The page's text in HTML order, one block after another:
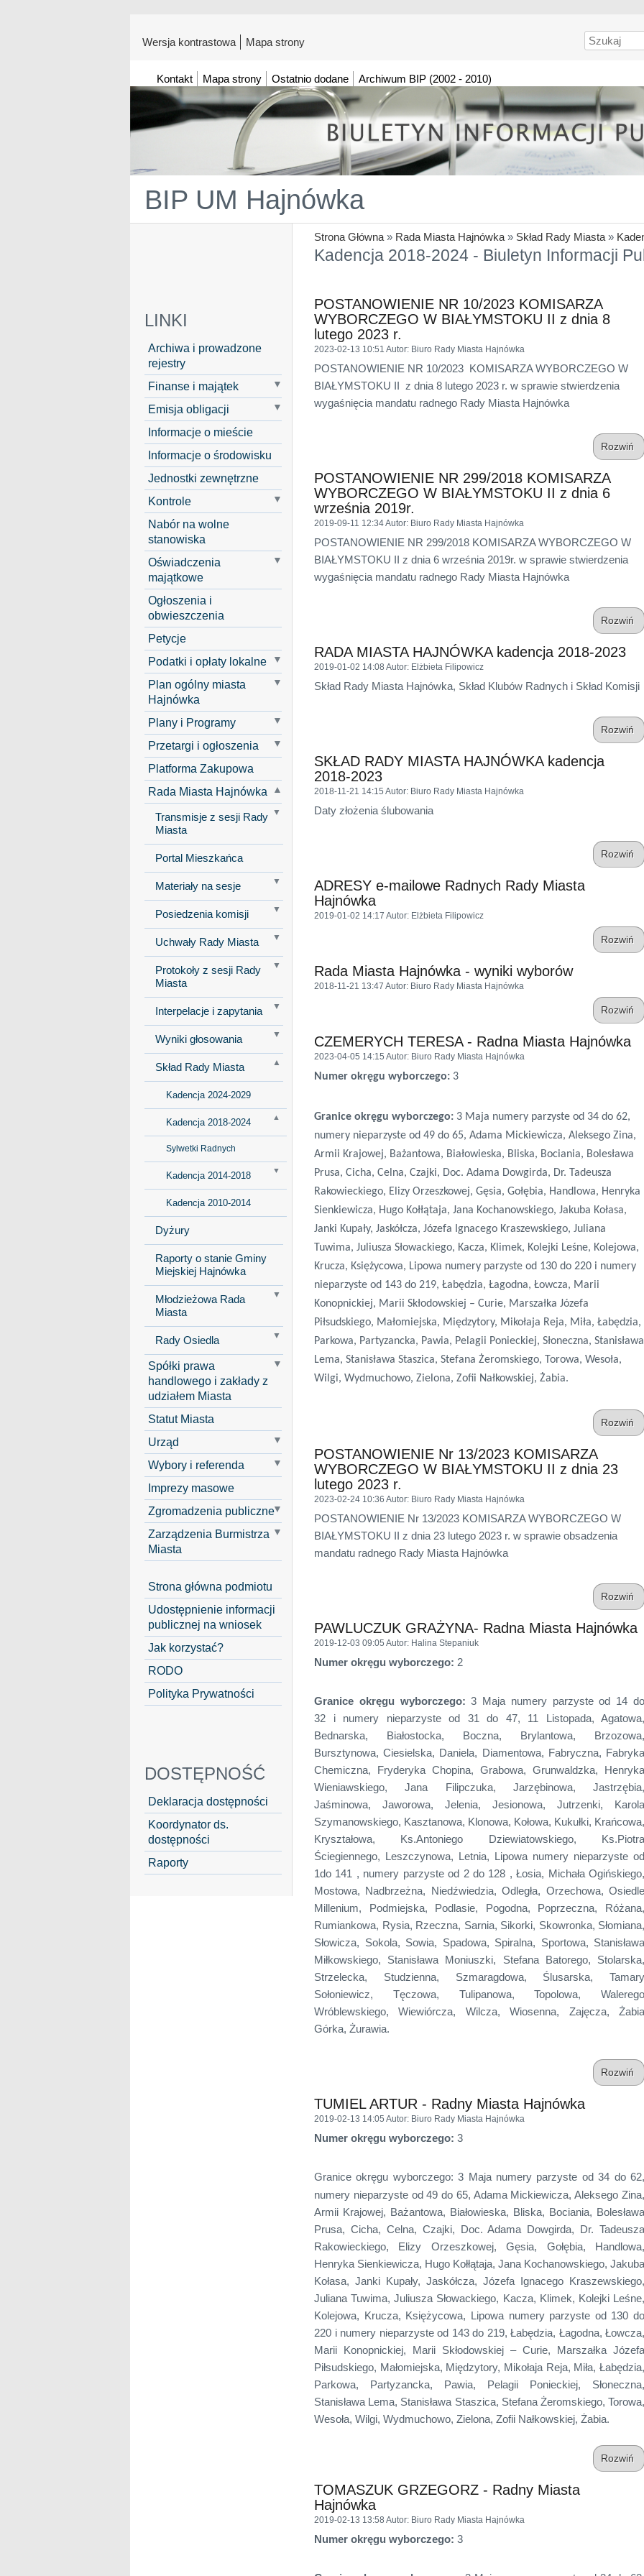
Wersja kontrastowa Mapa strony Szukaj
Kontakt Mapa strony Ostatnio dodane Archiwum BIP (2002 - 2010)
BIP UM Hajnówka
Strona Główna » Rada Miasta Hajnówka » Skład Rady Miasta »
Kadencja 2018-2024 - Biuletyn Informacji
LINKI
Archiwa i prowadzone
rejestry
Finanse i majątek
Emisja obligacji
Informacje o mieście
Informacje o środowisku
Jednostki zewnętrzne
Kontrole
Nabór na wolne
stanowiska
Oświadczenia
majątkowe
Ogłoszenia i
obwieszczenia
Petycje
Podatki i opłaty lokalne
Plan ogólny miasta
Hajnówka
Plany i Programy
Przetargi i ogłoszenia
Platforma Zakupowa
Rada Miasta Hajnówka
Transmisje z sesji Rady
Miasta
Portal Mieszkańca
Materiały na sesje
Posiedzenia komisji
Uchwały Rady Miasta
Protokoły z sesji Rady
Miasta
Interpelacje i zapytania
Wyniki głosowania
Skład Rady Miasta
Kadencja 2024-2029
Kadencja 2018-2024
Sylwetki Radnych
Kadencja 2014-2018
Kadencja 2010-2014
Dyżury
Raporty o stanie Gminy
Miejskiej Hajnówka
Młodzieżowa Rada
Miasta
Rady Osiedla
Spółki prawa
handlowego i zakłady z
udziałem Miasta
Statut Miasta
Urząd
Wybory i referenda
Imprezy masowe
Zgromadzenia publiczne
Zarządzenia Burmistrza
Miasta
Strona główna podmiotu
Udostępnienie informacji
publicznej na wniosek
Jak korzystać?
RODO
Polityka Prywatności
DOSTĘPNOŚĆ
Deklaracja dostępności
Koordynator ds.
dostępności
Raporty
POSTANOWIENIE NR 10/2023 KOMISARZA
WYBORCZEGO W BIAŁYMSTOKU II z dnia 8
lutego 2023 r.
2023-02-13 10:51 Autor: Biuro Rady Miasta Hajnówka
POSTANOWIENIE NR 10/2023 KOMISARZA WYBORCZEGO W
BIAŁYMSTOKU II z dnia 8 lutego 2023 r. w sprawie stwierdzenia
wygaśnięcia mandatu radnego Rady Miasta Hajnówka
Rozwiń
POSTANOWIENIE NR 299/2018 KOMISARZA
WYBORCZEGO W BIAŁYMSTOKU II z dnia 6
września 2019r.
2019-09-11 12:34Autor: Biuro Rady Miasta Hajnówka
POSTANOWIENIE NR 299/2018 KOMISARZA WYBORCZEGO W
BIAŁYMSTOKU II z dnia 6 września 2019r. w sprawie stwierdzenia
wygaśnięcia mandatu radnego Rady Miasta Hajnówka
Rozwiń
RADA MIASTA HAJNÓWKA kadencja 2018-2023
2019-01-02 14:08 Autor: Elżbieta Filipowicz
Skład Rady Miasta Hajnówka, Skład Klubów Radnych i Skład Komisji
Rozwiń
SKŁAD RADY MIASTA HAJNÓWKA kadencja
2018-2023
2018-11-21 14:15 Autor: Biuro Rady Miasta Hajnówka
Daty złożenia ślubowania
Rozwiń
ADRESY e-mailowe Radnych Rady Miasta
Hajnówka
2019-01-02 14:17 Autor: Elżbieta Filipowicz
Rozwiń
Rada Miasta Hajnówka - wyniki wyborów
2018-11-21 13:47 Autor: Biuro Rady Miasta Hajnówka
Rozwiń
CZEMERYCH TERESA - Radna Miasta Hajnówka
2023-04-05 14:15 Autor: Biuro Rady Miasta Hajnówka
Numer okręgu wyborczego: 3
Granice okręgu wyborczego: 3 Maja numery parzyste od 34 do 62,
numery nieparzyste od 49 do 65, Adama Mickiewicza, Aleksego Zina,
Armii Krajowej, Bażantowa, Białowieska, Bliska, Bociania, Bolesława
Prusa, Cicha, Celna, Czajki, Doc. Adama Dowgirda, Dr. Tadeusza
Rakowieckiego, Elizy Orzeszkowej, Gęsia, Gołębia, Handlowa, Henryka
Sienkiewicza, Hugo Kołłątaja, Jana Kochanowskiego, Jakuba Kołasa,
Janki Kupały, Jaskółcza, Józefa Ignacego Kraszewskiego, Juliana
Tuwima, Juliusza Słowackiego, Kacza, Klimek, Kolejki Leśne, Kolejowa,
Krucza, Księżycowa, Lipowa numery parzyste od 130 do 220 i numery
nieparzyste od 143 do 219, Łabędzia, Łagodna, Łowcza, Marii
Konopnickiej, Marii Skłodowskiej – Curie, Marszałka Józefa
Piłsudskiego, Małomiejska, Międzytory, Mikołaja Reja, Miła, Łabędzia,
Parkowa, Partyzancka, Pawia, Pelagii Ponieckiej, Słoneczna, Stanisława
Lema, Stanisława Staszica, Stefana Żeromskiego, Torowa, Wesoła,
Wilgi, Wydmuchowo, Zielona, Zofii Nałkowskiej, Żabia.
Rozwiń
POSTANOWIENIE Nr 13/2023 KOMISARZA
WYBORCZEGO W BIAŁYMSTOKU II z dnia 23
lutego 2023 r.
2023-02-24 10:36 Autor: Biuro Rady Miasta Hajnówka
POSTANOWIENIE Nr 13/2023 KOMISARZA WYBORCZEGO W
BIAŁYMSTOKU II z dnia 23 lutego 2023 r. w sprawie obsadzenia
mandatu radnego Rady Miasta Hajnówka
Rozwiń
PAWLUCZUK GRAŻYNA- Radna Miasta Hajnówka
2019-12-03 09:05 Autor: Halina Stepaniuk
Numer okręgu wyborczego: 2
Granice okręgu wyborczego:3 Maja numery parzyste od 14 do
32 i numery nieparzyste od 31 do 47, 11 Listopada, Agatowa,
Bednarska, Białostocka, Boczna, Brylantowa, Brzozowa,
Bursztynowa, Ciesielska, Daniela, Diamentowa, Fabryczna, Fabryka
Chemiczna, Fryderyka Chopina, Grabowa, Grunwaldzka, Henryka
Wieniawskiego, Jana Filipczuka, Jarzębinowa, Jastrzębia,
Jaśminowa, Jaworowa, Jelenia, Jesionowa, Jutrzenki, Karola
Szymanowskiego, Kasztanowa, Klonowa, Kołowa, Kukułki, Krańcowa,
Kryształowa, Ks.Antoniego Dziewiatowskiego, Ks.Piotra
Ściegiennego, Leszczynowa, Letnia, Lipowa numery nieparzyste od
1do 141 , numery parzyste od 2 do 128 , Łosia, Michała Ogińskiego,
Mostowa, Nadbrzeżna, Niedźwiedzia, Odległa, Orzechowa, Osiedle
Millenium, Podmiejska, Podlasie, Pogodna, Poprzeczna, Różana,
Rumiankowa, Rysia, Rzeczna, Sarnia, Sikorki, Skowronka, Słomiana,
Słowicza, Sokola, Sowia, Spadowa, Spiralna, Sportowa, Stanisława
Miłkowskiego, Stanisława Moniuszki, Stefana Batorego, Stolarska,
Strzelecka, Studzienna, Szmaragdowa, Ślusarska, Tamary
Sołoniewicz, Tęczowa, Tulipanowa, Topolowa, Walerego
Wróblewskiego, Wiewiórcza, Wilcza, Wiosenna, Zajęcza, Żabia
Górka, Żurawia.
Rozwiń
TUMIEL ARTUR - Radny Miasta Hajnówka
2019-02-13 14:05 Autor: Biuro Rady Miasta Hajnówka
Numer okręgu wyborczego: 3
Granice okręgu wyborczego: 3 Maja numery parzyste od 34 do 62,
numery nieparzyste od 49 do 65, Adama Mickiewicza, Aleksego Zina,
Armii Krajowej, Bażantowa, Białowieska, Bliska, Bociania, Bolesława
Prusa, Cicha, Celna, Czajki, Doc. Adama Dowgirda, Dr. Tadeusza
Rakowieckiego, Elizy Orzeszkowej, Gęsia, Gołębia, Handlowa,
Henryka Sienkiewicza, Hugo Kołłątaja, Jana Kochanowskiego, Jakuba
Kołasa, Janki Kupały, Jaskółcza, Józefa Ignacego Kraszewskiego,
Juliana Tuwima, Juliusza Słowackiego, Kacza, Klimek, Kolejki Leśne,
Kolejowa, Krucza, Księżycowa, Lipowa numery parzyste od 130 do
220 i numery nieparzyste od 143 do 219, Łabędzia, Łagodna, Łowcza,
Marii Konopnickiej, Marii Skłodowskiej – Curie, Marszałka Józefa
Piłsudskiego, Małomiejska, Międzytory, Mikołaja Reja, Miła, Łabędzia,
Parkowa, Partyzancka, Pawia, Pelagii Ponieckiej, Słoneczna,
Stanisława Lema, Stanisława Staszica, Stefana Żeromskiego, Torowa,
Wesoła, Wilgi, Wydmuchowo, Zielona, Zofii Nałkowskiej, Żabia.
Rozwiń
TOMASZUK GRZEGORZ - Radny Miasta
Hajnówka
2019-02-13 13:58 Autor: Biuro Rady Miasta Hajnówka
Numer okręgu wyborczego: 3